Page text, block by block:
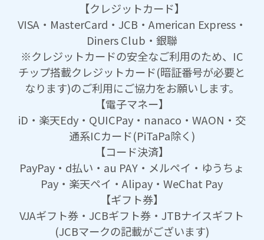
【クレジットカード】
VISA・MasterCard・JCB・American Express・
Diners Club・銀聯
※クレジットカードの安全なご利用のため、IC
チップ搭載クレジットカード(暗証番号が必要と
なります)のご利用にご協力をお願いします。
【電子マネー】
iD・楽天Edy・QUICPay・nanaco・WAON・交
通系ICカード(PiTaPa除く)
【コード決済】
PayPay・d払い・au PAY・メルペイ・ゆうちょ
Pay・楽天ペイ・Alipay・WeChat Pay
【ギフト券】
VJAギフト券・JCBギフト券・JTBナイスギフト
(JCBマークの記載がございます)